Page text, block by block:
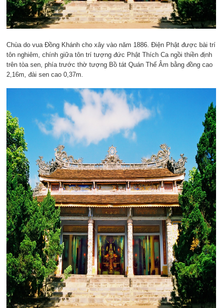
Chùa do vua Đồng Khánh cho xây vào năm 1886. Điện Phật được bài trí
tôn nghiêm, chính giữa tôn trí tượng đức Phật Thích Ca ngồi thiền định
trên tòa sen, phía trước thờ tượng Bồ tát Quán Thế Âm bằng đồng cao
2,16m, đài sen cao 0,37m.